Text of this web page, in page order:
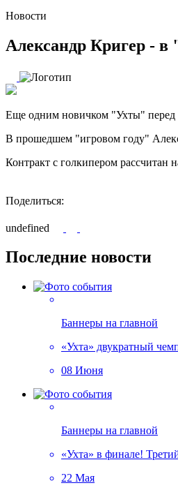
Новости
Александр Кригер - в
Еще одним новичком "Ухты" перед
В прошедшем "игровом году"
Контракт с голкипером рассчитан
Поделиться:
undefined
Последние новости
Баннеры на главной
«Ухта» двукратный
08 Июня
Баннеры на главной
«Ухта» в финале!
22 Мая